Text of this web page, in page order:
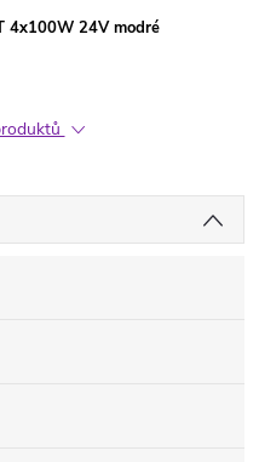
4x100W 24V modré